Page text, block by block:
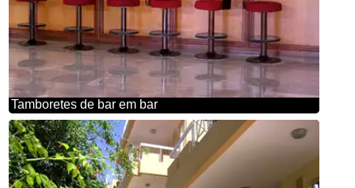
Tamboretes de bar em bar